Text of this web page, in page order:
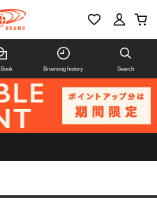
Book Browsing history Search